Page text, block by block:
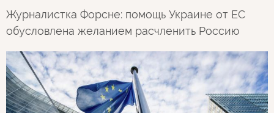
Журналистка Форсне: помощь Украине от ЕС
обусловлена желанием расчленить Россию